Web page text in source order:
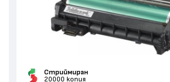
Стриймиран
20000 копия